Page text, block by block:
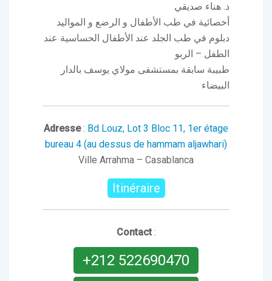
د. هناء صديقي
أخصائية في طب الأطفال و الرضع و المواليد
دبلوم في طب الجلد عند الأطفال الحساسية عند
الطفل – الربو
طبيبة سابقة بمستشفى مولاي يوسف بالدار
البيضاء
Adresse: Bd Louz, Lot 3 Bloc 11, 1er étage
bureau 4 (au dessus de hammam aljawhari)
Ville Arrahma – Casablanca
Itinéraire
Contact:
+212 522690470